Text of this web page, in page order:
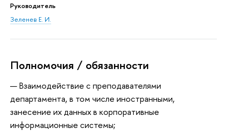
Руководитель
Зеленев Е. И.
Полномочия / обязанности
Взаимодействие с преподавателями
департамента, в том числе иностранными,
занесение их данных в корпоративные
информационные системы;